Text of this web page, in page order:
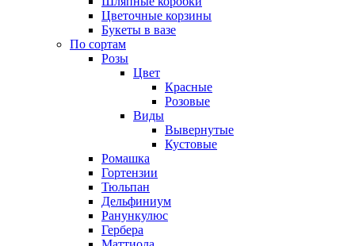
Цветочные корзины
Букеты в вазе
По сортам
Розы
Цвет
Красные
Розовые
Виды
Вывернутые
Кустовые
Ромашка
Гортензии
Тюльпан
Дельфиниум
Ранункулюс
Гербера